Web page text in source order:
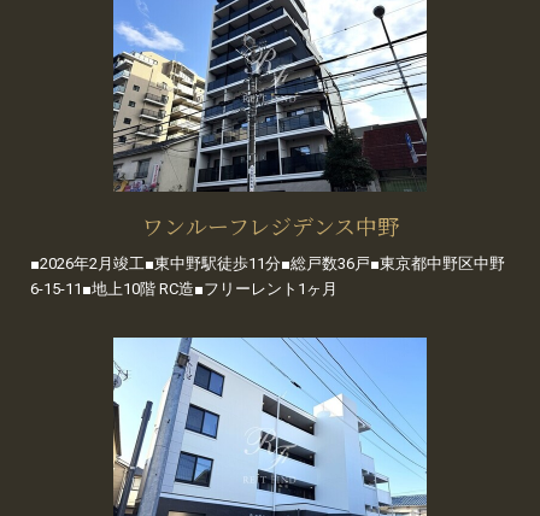
ワンルーフレジデンス中野
■2026年2月竣工■東中野駅徒歩11分■総戸数36戸■東京都中野区中野
6-15-11■地上10階 RC造■フリーレント1ヶ月